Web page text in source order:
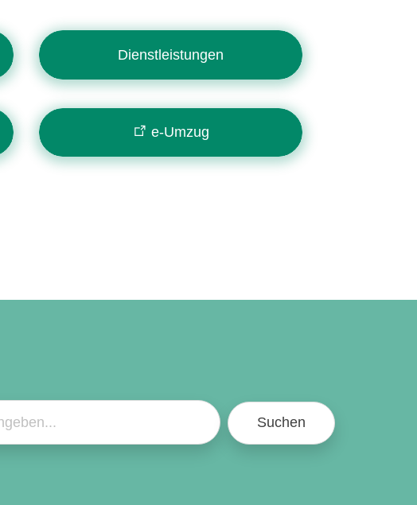
Dienstleistungen
e-Umzug
Suchen